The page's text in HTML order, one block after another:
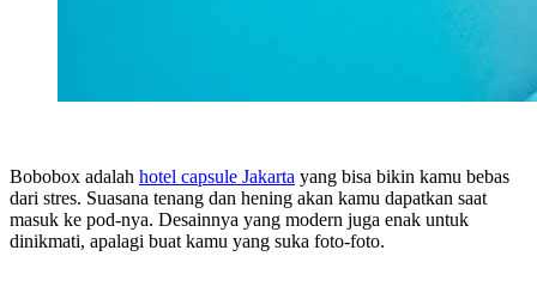
Bobobox adalah hotel capsule Jakarta yang bisa bikin kamu bebas
dari stres. Suasana tenang dan hening akan kamu dapatkan saat
masuk ke pod-nya. Desainnya yang modern juga enak untuk
dinikmati, apalagi buat kamu yang suka foto-foto.